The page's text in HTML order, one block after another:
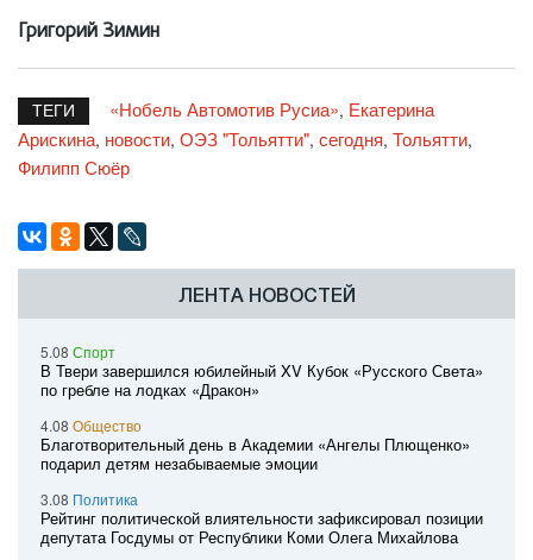
Григорий Зимин
ТЕГИ «Нобель Автомотив Русиа», Екатерина
Арискина, новости, ОЭЗ "Тольятти", сегодня, Тольятти,
Филипп Сюёр
ЛЕНТА НОВОСТЕЙ
5.08 Спорт
В Твери завершился юбилейный XV Кубок «Русского Света»
по гребле на лодках «Дракон»
4.08 Общество
Благотворительный день в Академии «Ангелы Плющенко»
подарил детям незабываемые эмоции
3.08 Политика
Рейтинг политической влиятельности зафиксировал позиции
депутата Госдумы от Республики Коми Олега Михайлова